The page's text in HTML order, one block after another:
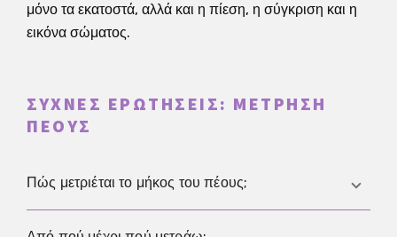
μόνο τα εκατοστά, αλλά και η πίεση, η σύγκριση και η
εικόνα σώματος.
ΣΥΧΝΈΣ ΕΡΩΤΉΣΕΙΣ: ΜΈΤΡΗΣΗ
ΠΈΟΥΣ
Πώς μετριέται το μήκος του πέους;